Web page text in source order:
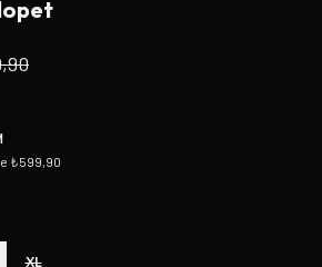
₺599,90
XL